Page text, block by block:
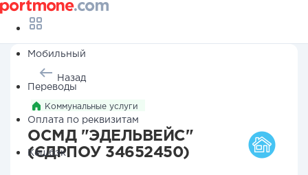
Мобильный
Переводы
Оплата по реквизитам
Кешбэк
Назад
Коммунальные услуги
ОСМД "ЭДЕЛЬВЕЙС"
(ЄДРПОУ 34652450)